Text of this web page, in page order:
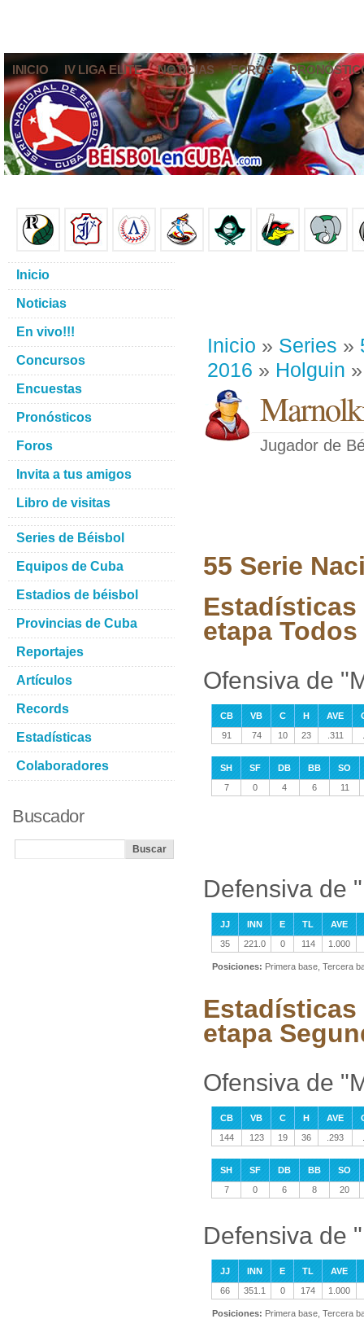
INICIO IV LIGA ELITE NOTICIAS FOROS
Inicio » Series »
2016 » Holguin
Jugador de
55 Serie
etapa
Ofensiva de
CB VB C H AVE
91
74 10 23 .311
SH SF DB BB
SO
7
0 4 6 11
Defensiva de
JJ INN E TL
AVE
35
221.0 0 114 1.000
Posiciones: Primera base, Tercera
etapa
Ofensiva de
CB VB C H AVE
144
123 19 36 .293
SH SF DB BB
SO
7
0 6 8 20
Defensiva de
JJ INN E TL
AVE
66
351.1 0 174 1.000
Posiciones: Primera base, Tercera
Inicio
Noticias
En vivo!!!
Concursos
Encuestas
Pronósticos
Foros
Invita a tus amigos
Libro de visitas
Series de Béisbol
Equipos de Cuba
Estadios de béisbol
Provincias de Cuba
Reportajes
Artículos
Records
Estadísticas
Colaboradores
Buscador